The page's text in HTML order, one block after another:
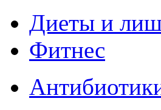
Диеты и
Фитнес